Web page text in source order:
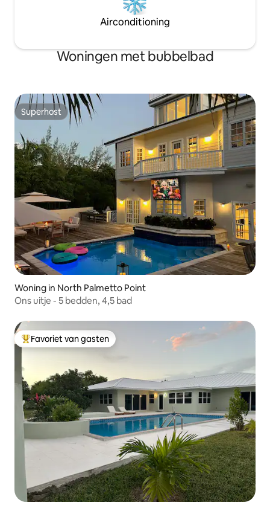
Airconditioning
Woningen met bubbelbad
Superhost
Superhost
Woning in North Palmetto Point
Ons uitje - 5 bedden, 4,5 bad
Topfavoriet van gasten
Favoriet van gasten